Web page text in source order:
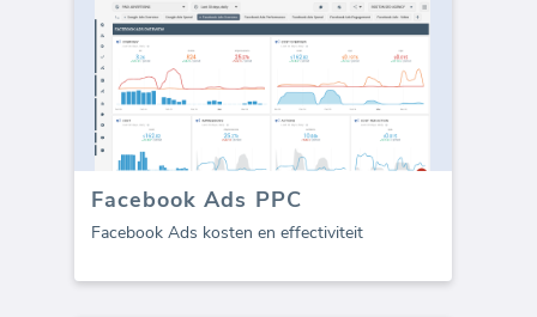
Facebook Ads PPC
Facebook Ads kosten en effectiviteit